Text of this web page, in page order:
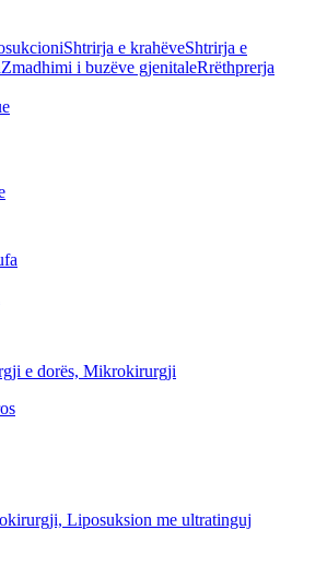
Shtrirja e krahëveShtrirja e
Zmadhimi i buzëve gjenitaleRrëthprerja
e dorës, Mikrokirurgji
Liposuksion me ultratinguj